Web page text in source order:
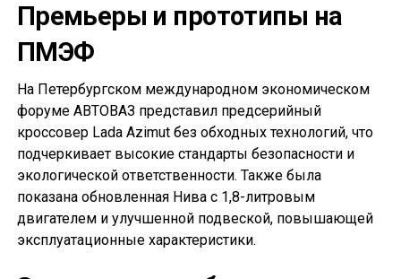
Премьеры и прототипы на
ПМЭФ
На Петербургском международном экономическом
форуме АВТОВАЗ представил предсерийный
кроссовер Lada Azimut без обходных технологий, что
подчеркивает высокие стандарты безопасности и
экологической ответственности. Также была
показана обновленная Нива с 1,8-литровым
двигателем и улучшенной подвеской, повышающей
эксплуатационные характеристики.